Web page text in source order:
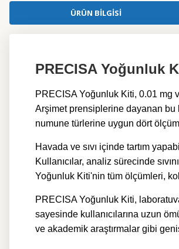
ÜRÜN BILGISI
PRECISA Yoğunluk
PRECISA Yoğunluk Kiti, 0.01 mg
Arşimet prensiplerine dayanan bu
numune türlerine uygun dört
Havada ve sıvı içinde tartım
Kullanıcılar, analiz sürecinde
Yoğunluk Kiti'nin tüm ölçümleri,
PRECISA Yoğunluk Kiti,
sayesinde kullanıcılarına uzun
ve akademik araştırmalar gibi